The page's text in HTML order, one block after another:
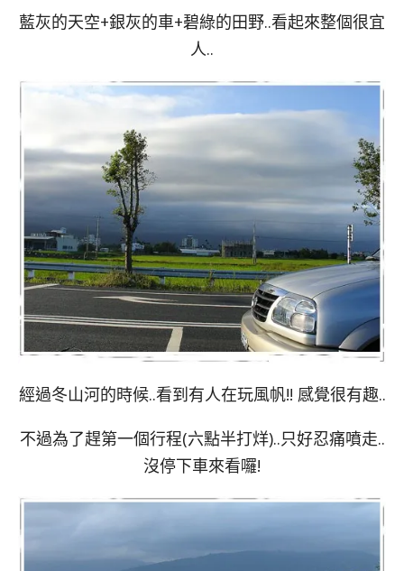
藍灰的天空+銀灰的車+碧綠的田野..看起來整個很宜
人..
經過冬山河的時候..看到有人在玩風帆!! 感覺很有趣..
不過為了趕第一個行程(六點半打烊)..只好忍痛噴走..
沒停下車來看囉!